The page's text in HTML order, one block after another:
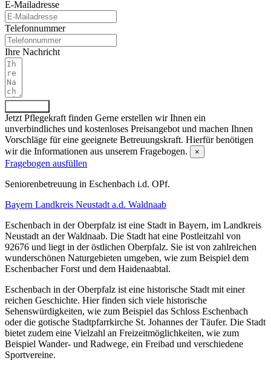
E-Mailadresse
Telefonnummer
Ihre Nachricht
Jetzt Pflegekraft finden Gerne erstellen wir Ihnen ein
unverbindliches und kostenloses Preisangebot und machen Ihnen
Vorschläge für eine geeignete Betreuungskraft. Hierfür benötigen
wir die Informationen aus unserem Fragebogen.
×
Fragebogen ausfüllen
Senioren­betreuung in Eschenbach i.d. OPf.
Bayern Landkreis Neustadt a.d. Waldnaab
Eschenbach in der Oberpfalz ist eine Stadt in Bayern, im Landkreis
Neustadt an der Waldnaab. Die Stadt hat eine Postleitzahl von
92676 und liegt in der östlichen Oberpfalz. Sie ist von zahlreichen
wunderschönen Naturgebieten umgeben, wie zum Beispiel dem
Eschenbacher Forst und dem Haidenaabtal.
Eschenbach in der Oberpfalz ist eine historische Stadt mit einer
reichen Geschichte. Hier finden sich viele historische
Sehenswürdigkeiten, wie zum Beispiel das Schloss Eschenbach
oder die gotische Stadtpfarrkirche St. Johannes der Täufer. Die Stadt
bietet zudem eine Vielzahl an Freizeitmöglichkeiten, wie zum
Beispiel Wander- und Radwege, ein Freibad und verschiedene
Sportvereine.